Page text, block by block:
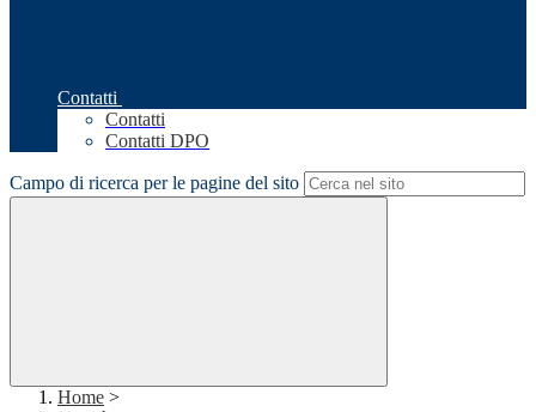
Contatti
Contatti
Contatti DPO
Campo di ricerca per le pagine del sito
Home >